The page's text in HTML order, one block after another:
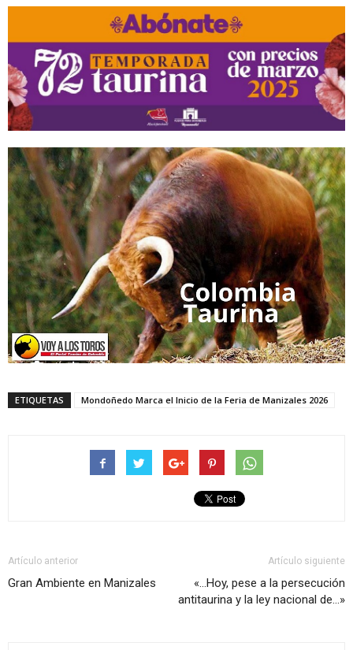
ETIQUETAS Mondoñedo Marca el Inicio de la Feria de Manizales 2026
Artículo anterior
Gran Ambiente en Manizales
Artículo siguiente
«…Hoy, pese a la persecución
antitaurina y la ley nacional de…»